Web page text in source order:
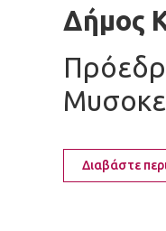
Δήμος
Διαβάστε